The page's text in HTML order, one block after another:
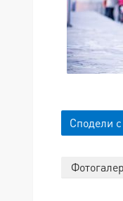
Сподели